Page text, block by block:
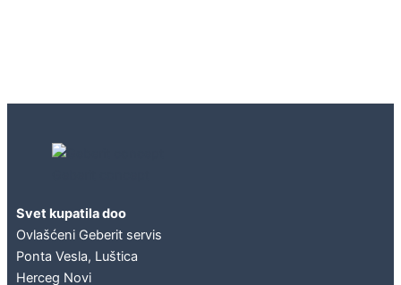
Svet kupatila doo
Ovlašćeni Geberit servis
Ponta Vesla, Luštica
Herceg Novi